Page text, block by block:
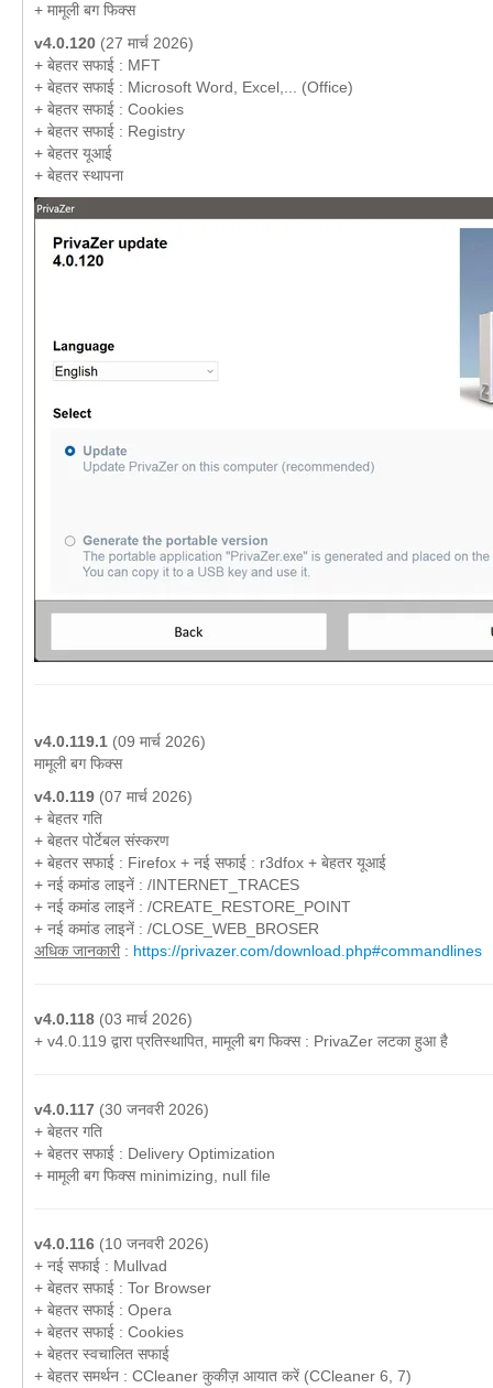
+ मामूली बग फिक्स
v4.0.120 (27 मार्च 2026)
+ बेहतर सफाई : MFT
+ बेहतर सफाई : Microsoft Word, Excel,... (Office)
+ बेहतर सफाई : Cookies
+ बेहतर सफाई : Registry
+ बेहतर यूआई
+ बेहतर स्थापना
v4.0.119.1 (09 मार्च 2026)
मामूली बग फिक्स
v4.0.119 (07 मार्च 2026)
+ बेहतर गति
+ बेहतर पोर्टेबल संस्करण
+ बेहतर सफाई : Firefox + नई सफाई : r3dfox + बेहतर यूआई
+ नई कमांड लाइनें : /INTERNET_TRACES
+ नई कमांड लाइनें : /CREATE_RESTORE_POINT
+ नई कमांड लाइनें : /CLOSE_WEB_BROSER
अधिक जानकारी: https://privazer.com/download.php#commandlines
v4.0.118 (03 मार्च 2026)
+ v4.0.119 द्वारा प्रतिस्थापित, मामूली बग फिक्स : PrivaZer लटका हुआ है
v4.0.117 (30 जनवरी 2026)
+ बेहतर गति
+ बेहतर सफाई : Delivery Optimization
+ मामूली बग फिक्स minimizing, null file
v4.0.116 (10 जनवरी 2026)
+ नई सफाई : Mullvad
+ बेहतर सफाई : Tor Browser
+ बेहतर सफाई : Opera
+ बेहतर सफाई : Cookies
+ बेहतर स्वचालित सफाई
+ बेहतर समर्थन : CCleaner कुकीज़ आयात करें (CCleaner 6, 7)